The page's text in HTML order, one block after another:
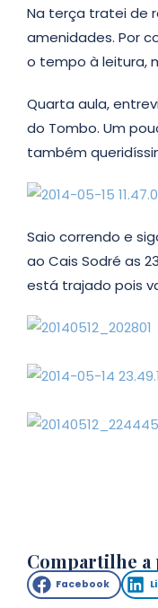
Na terça tratei de
amenidades. Por
o tempo à leitura,
Quarta aula,
do Tombo. Um
também
Saio correndo e
ao Cais Sodré as
está trajado pois
Compartilhe a
Facebook